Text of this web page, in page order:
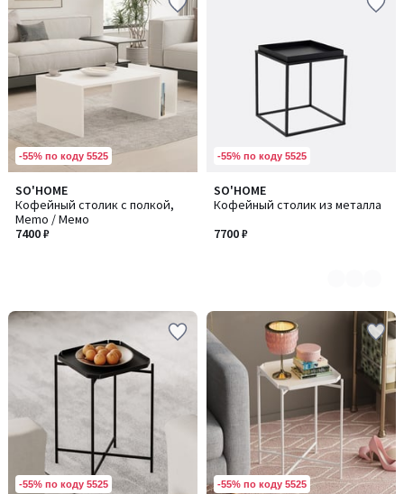
-55% по коду 5525
SO'HOME
Кофейный столик с полкой,
Memo / Мемо
7400 ₽
-55% по коду 5525
SO'HOME
Кофейный столик из металла
7700 ₽
Количество
цветов:
3
-55% по коду 5525 -55% по коду 5525